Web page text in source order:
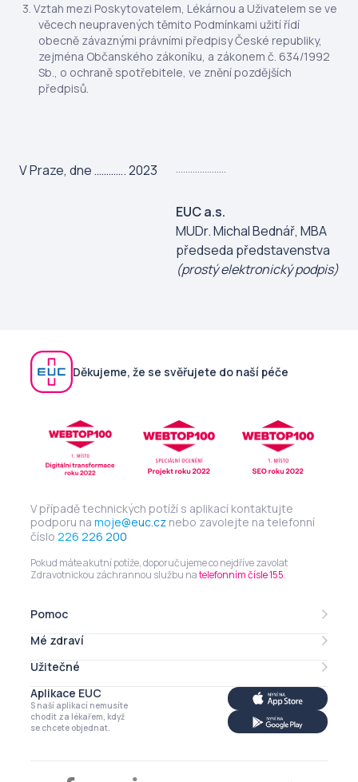
Vztah mezi Poskytovatelem, Lékárnou a Uživatelem se ve
věcech neupravených těmito Podmínkami užití řídí
obecně závaznými právními předpisy České republiky,
zejména Občanského zákoníku, a zákonem č. 634/1992
Sb., o ochraně spotřebitele, ve znění pozdějších
předpisů.
V Praze, dne …………. 2023 …………………
EUC a.s.
MUDr. Michal Bednář, MBA
předseda představenstva
(prostý elektronický podpis)
Děkujeme, že se svěřujete do naší péče
V případě technických potíží s aplikací kontaktujte
podporu na moje@euc.cz nebo zavolejte na telefonní
číslo 226 226 200
Pokud máte akutní potíže, doporučujeme co nejdříve zavolat
Zdravotnickou záchrannou službu natelefonním čísle 155.
Pomoc
Lékarna online
eRecept
Mé zdraví
Mé léky
Zdravotní profil
Má imunita
Užitečné
Můj profil
Kalendář
Články a tipy
Aplikace EUC
S naší aplikací nemusíte
chodit za lékařem, když
se chcete objednat.